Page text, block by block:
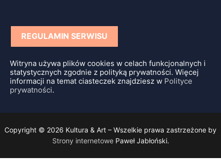
REGULAMIN SERWISU
Witryna używa plików cookies w celach funkcjonalnych i
statystycznych zgodnie z polityką prywatności. Więcej
informacji na temat ciasteczek znajdziesz w Polityce
prywatności.
Copyright © 2026 Kultura & Art – Wszelkie prawa zastrzeżone by
Strony internetowePaweł Jabłoński.